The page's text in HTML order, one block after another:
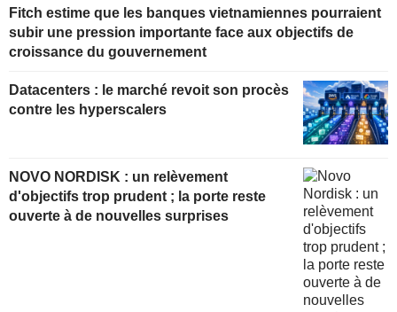
Fitch estime que les banques vietnamiennes pourraient
subir une pression importante face aux objectifs de
croissance du gouvernement
Datacenters : le marché revoit son procès
contre les hyperscalers
NOVO NORDISK : un relèvement
d'objectifs trop prudent ; la porte reste
ouverte à de nouvelles surprises